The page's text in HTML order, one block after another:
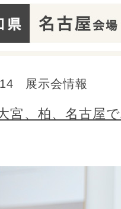
展示会情報
宮、柏、名古屋